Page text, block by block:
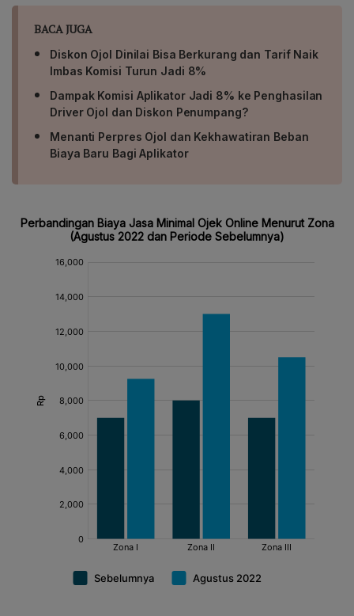
BACA JUGA
Diskon Ojol Dinilai Bisa Berkurang dan Tarif Naik
Imbas Komisi Turun Jadi 8%
Dampak Komisi Aplikator Jadi 8% ke Penghasilan
Driver Ojol dan Diskon Penumpang?
Menanti Perpres Ojol dan Kekhawatiran Beban
Biaya Baru Bagi Aplikator